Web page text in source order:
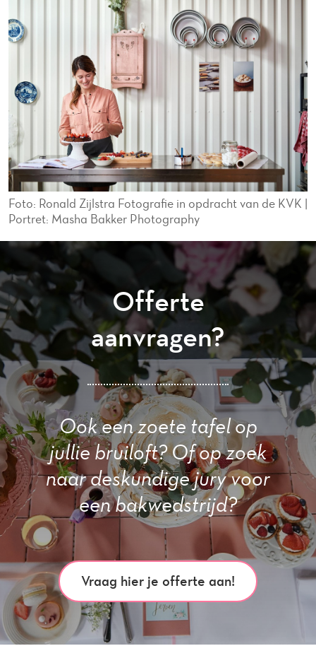
Foto: Ronald Zijlstra Fotografie in opdracht van de KVK |
Portret: Masha Bakker Photography
Offerte
aanvragen?
Ook een zoete tafel op
jullie bruiloft? Of op zoek
naar deskundige jury voor
een bakwedstrijd?
Vraag hier je offerte aan!